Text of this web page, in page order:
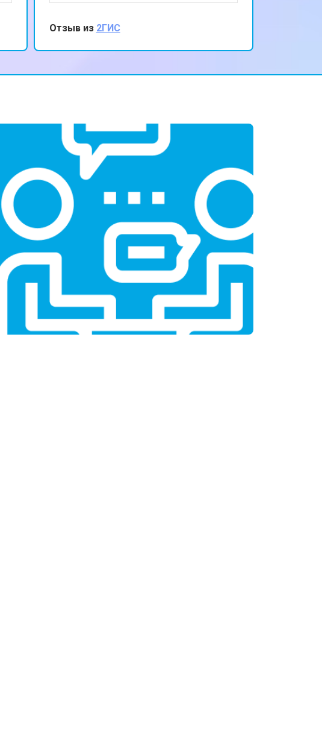
проблему, и теперь она работает
идеально. Очень благодарна за
внимательное отношение и высокое
качество обслуживания. Ваш сервис -
любимой колонки!
Отзыв из 2ГИС